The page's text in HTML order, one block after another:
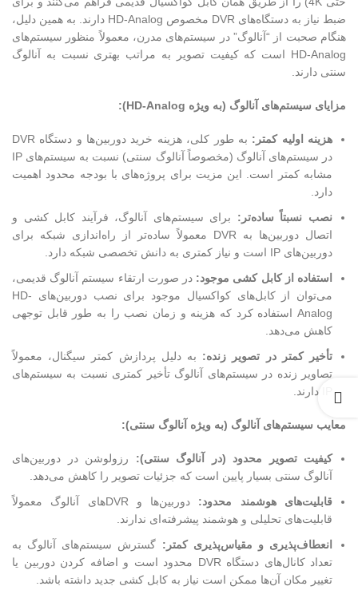
ضبط نیاز به دستگاه‌های DVR مخصوص HD-Analog دارند. به همین دلیل،
هنگام صحبت از “آنالوگ” در سیستم‌های مدرن، معمولاً منظور سیستم‌های
HD-Analog است که کیفیت تصویر به مراتب بهتری نسبت به آنالوگ
سنتی دارند.
مزایای سیستم‌های آنالوگ (به ویژه HD-Analog):
هزینه اولیه کمتر:
به طور کلی، هزینه خرید دوربین‌ها و دستگاه DVR
در سیستم‌های آنالوگ (مخصوصاً آنالوگ سنتی) نسبت به سیستم‌های IP
مشابه کمتر است. این مزیت برای پروژه‌های با بودجه محدود اهمیت
دارد.
نصب نسبتاً ساده‌تر: برای سیستم‌های آنالوگ، فرآیند کابل کشی و
اتصال دوربین‌ها به DVR معمولاً ساده‌تر از راه‌اندازی شبکه برای
دوربین‌های IP است و نیاز کمتری به دانش تخصصی شبکه دارد.
استفاده از کابل کشی موجود: در صورت ارتقاء سیستم آنالوگ قدیمی،
می‌توان از کابل‌های کواکسیال موجود برای نصب دوربین‌های HD-
Analog استفاده کرد که هزینه و زمان نصب را به طور قابل توجهی
کاهش می‌دهد.
تأخیر کمتر در تصویر زنده: به دلیل پردازش کمتر سیگنال، معمولاً
تصاویر زنده در سیستم‌های آنالوگ تأخیر کمتری نسبت به سیستم‌های
معایب سیستم‌های آنالوگ (به ویژه آنالوگ سنتی):
کیفیت تصویر محدود (در آنالوگ سنتی): رزولوشن در دوربین‌های
آنالوگ سنتی بسیار پایین است که جزئیات تصویر را کاهش می‌دهد.
قابلیت‌های هوشمند محدود:
دوربین‌ها و DVRهای آنالوگ معمولاً
قابلیت‌های تحلیلی و هوشمند پیشرفته‌ای ندارند.
انعطاف‌پذیری و مقیاس‌پذیری کمتر: گسترش سیستم‌های آنالوگ به
تعداد کانال‌های دستگاه DVR محدود است و اضافه کردن دوربین یا
تغییر مکان آن‌ها ممکن است نیاز به کابل کشی جدید داشته باشد.